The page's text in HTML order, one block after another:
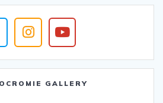
GALLERY